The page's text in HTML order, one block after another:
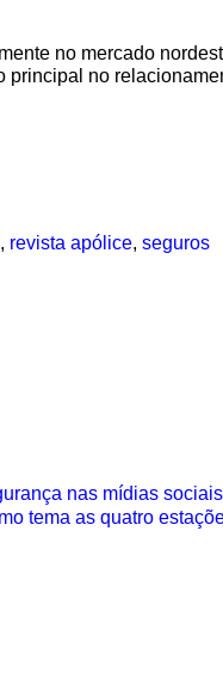
no mercado
no
, revista apólice, seguros
nas mídias sociais
tema as quatro